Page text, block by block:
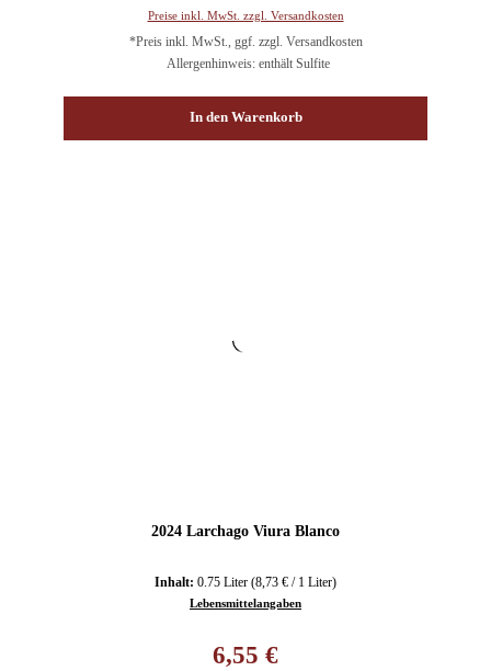
Preise inkl. MwSt. zzgl. Versandkosten
*Preis inkl. MwSt., ggf. zzgl. Versandkosten
Allergenhinweis: enthält Sulfite
In den Warenkorb
2024 Larchago Viura Blanco
Inhalt: 0.75 Liter (8,73 € / 1 Liter)
Lebensmittelangaben
6,55 €